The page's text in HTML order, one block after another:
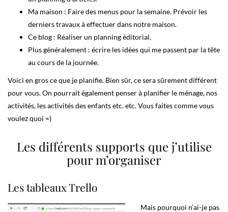
Ma maison : Faire des menus pour la semaine. Prévoir les
derniers travaux à effectuer dans notre maison.
Ce blog : Réaliser un planning éditorial.
Plus généralement : écrire les idées qui me passent par la tête
au cours de la journée.
Voici en gros ce que je planifie. Bien sûr, ce sera sûrement différent
pour vous. On pourrait également penser à planifier le ménage, nos
activités, les activités des enfants etc. etc. Vous faites comme vous
voulez quoi =)
Les différents supports que j’utilise
pour m’organiser
Les tableaux Trello
Mais pourquoi n’ai-je pas